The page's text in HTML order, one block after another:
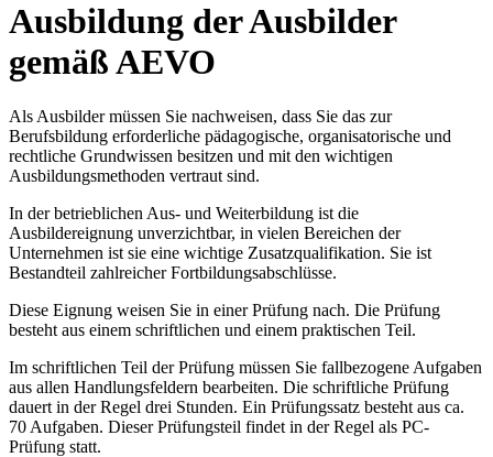
Ausbildung der Ausbilder
gemäß AEVO
Als Ausbilder müssen Sie nachweisen, dass Sie das zur
Berufsbildung erforderliche pädagogische, organisatorische und
rechtliche Grundwissen besitzen und mit den wichtigen
Ausbildungsmethoden vertraut sind.
In der betrieblichen Aus- und Weiterbildung ist die
Ausbildereignung unverzichtbar, in vielen Bereichen der
Unternehmen ist sie eine wichtige Zusatzqualifikation. Sie ist
Bestandteil zahlreicher Fortbildungsabschlüsse.
Diese Eignung weisen Sie in einer Prüfung nach. Die Prüfung
besteht aus einem schriftlichen und einem praktischen Teil.
Im schriftlichen Teil der Prüfung müssen Sie fallbezogene Aufgaben
aus allen Handlungsfeldern bearbeiten. Die schriftliche Prüfung
dauert in der Regel drei Stunden. Ein Prüfungssatz besteht aus ca.
70 Aufgaben. Dieser Prüfungsteil findet in der Regel als PC-
Prüfung statt.